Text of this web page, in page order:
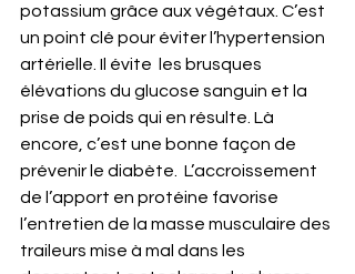
potassium grâce aux végétaux. C’est
un point clé pour éviter l’hypertension
artérielle. Il évite  les brusques
élévations du glucose sanguin et la
prise de poids qui en résulte. Là
encore, c’est une bonne façon de
prévenir le diabète.  L’accroissement
de l’apport en protéine favorise
l’entretien de la masse musculaire des
traileurs mise à mal dans les